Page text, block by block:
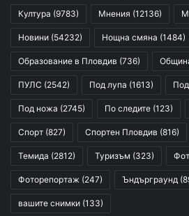
Култура (9783) Мнения (12136)
Новини (54232) Нощна смяна (1484)
Образование в Пловдив (736)
ПУЛС (2542) Под лупа (1613)
Под ножа (2745) По следите (123)
Спорт (827) Спортен Пловдив (816)
Темида (2812) Туризъм (323)
Фоторепортаж (247) Ъндърграунд
вашите снимки (133)